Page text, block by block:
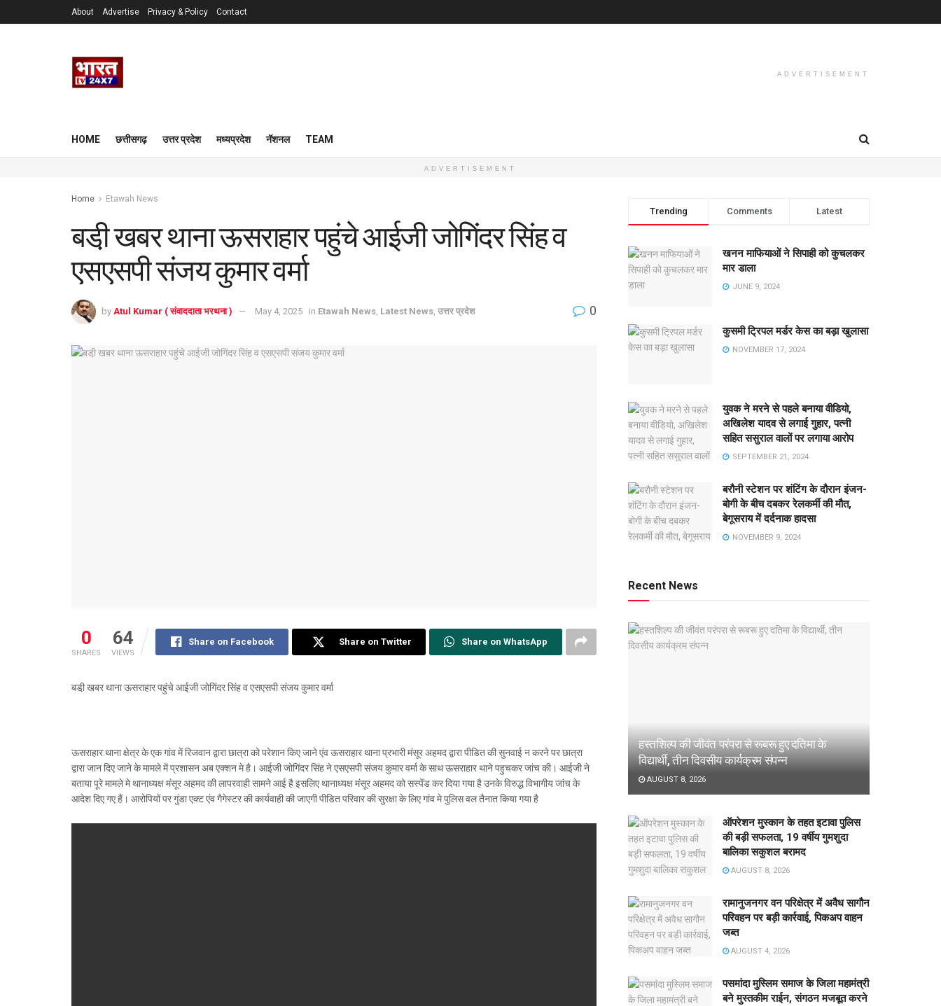
About Advertise Privacy & Policy Contact
ADVERTISEMENT
HOME छत्तीसगढ़ उत्तर प्रदेश मध्यप्रदेश नॅशनल TEAM
ADVERTISEMENT
Home Etawah News
बडी़ खबर थाना ऊसराहार पहुंचे आईजी जोगिंदर सिंह व
एसएसपी संजय कुमार वर्मा
by Atul Kumar ( संवाददाता भरथना ) May 4, 2025 in Etawah News Latest News उत्तर प्रदेश 0
0
SHARES
64
VIEWS
Share on Facebook Share on Twitter Share on WhatsApp
बडी़ खबर थाना ऊसराहार पहुंचे आईजी जोगिंदर सिंह व एसएसपी संजय कुमार वर्मा
ऊसराहार:थाना क्षेत्र के एक गांव में रिजवान द्वारा छात्रा को परेशान किए जाने एंव ऊसराहार थाना प्रभारी मंसूर अहमद द्वारा पीडित की सुनवाई न करने पर छात्रा
द्वारा जान दिए जाने के मामले में प्रशासन अब एक्शन मे है। आईजी जोगिंदर सिंह ने एसएसपी संजय कुमार वर्मा के साथ ऊसराहार थाने पहुचकर जांच की। आईजी ने
बताया पूरे मामले मे थानाध्यक्ष मंसूर अहमद की लापरवाही सामने आई है इसलिए थानाध्यक्ष मंसूर अहमद को सस्पेंड कर दिया गया है उनके विरुद्ध विभागीय जांच के
आदेश दिए गए हैं। आरोपियों पर गुंडा एक्ट एंव गैगेस्टर की कार्यवाही की जाएगी पीडित परिवार की सुरक्षा के लिए गांव मे पुलिस वल तैनात किया गया है
Trending Comments Latest
खनन माफियाओं ने सिपाही को कुचलकर
मार डाला
JUNE 9, 2024
कुसमी ट्रिपल मर्डर केस का बड़ा खुलासा
NOVEMBER 17, 2024
युवक ने मरने से पहले बनाया वीडियो,
अखिलेश यादव से लगाई गुहार, पत्नी
सहित ससुराल वालों पर लगाया आरोप
SEPTEMBER 21, 2024
बरौनी स्टेशन पर शंटिंग के दौरान इंजन-
बोगी के बीच दबकर रेलकर्मी की मौत,
बेगूसराय में दर्दनाक हादसा
NOVEMBER 9, 2024
Recent News
हस्तशिल्प की जीवंत परंपरा से रूबरू हुए दतिमा के
विद्यार्थी, तीन दिवसीय कार्यक्रम संपन्न
AUGUST 8, 2026
ऑपरेशन मुस्कान के तहत इटावा पुलिस
की बड़ी सफलता, 19 वर्षीय गुमशुदा
बालिका सकुशल बरामद
AUGUST 8, 2026
रामानुजनगर वन परिक्षेत्र में अवैध सागौन
परिवहन पर बड़ी कार्रवाई, पिकअप वाहन
जब्त
AUGUST 4, 2026
पसमांदा मुस्लिम समाज के जिला महामंत्री
बने मुस्तकीम राईन, संगठन मजबूत करने